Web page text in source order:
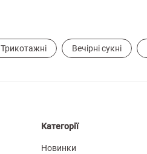
Трикотажні Вечірні сукні
Категорії
Новинки